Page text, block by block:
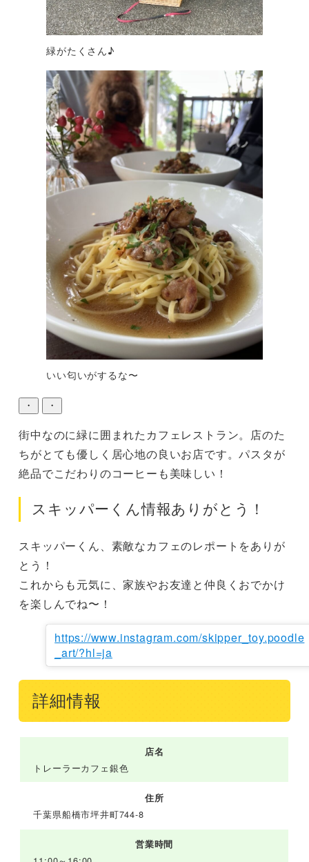
緑がたくさん♪
いい匂いがするな〜
・ ・
街中なのに緑に囲まれたカフェレストラン。店のた
ちがとても優しく居心地の良いお店です。パスタが
絶品でこだわりのコーヒーも美味しい！
スキッパーくん情報ありがとう！
スキッパーくん、素敵なカフェのレポートをありが
とう！
これからも元気に、家族やお友達と仲良くおでかけ
を楽しんでね〜！
https://www.instagram.com/skipper_toy.poodle
_art/?hl=ja
詳細情報
店名
トレーラーカフェ銀色
住所
千葉県船橋市坪井町744-8
営業時間